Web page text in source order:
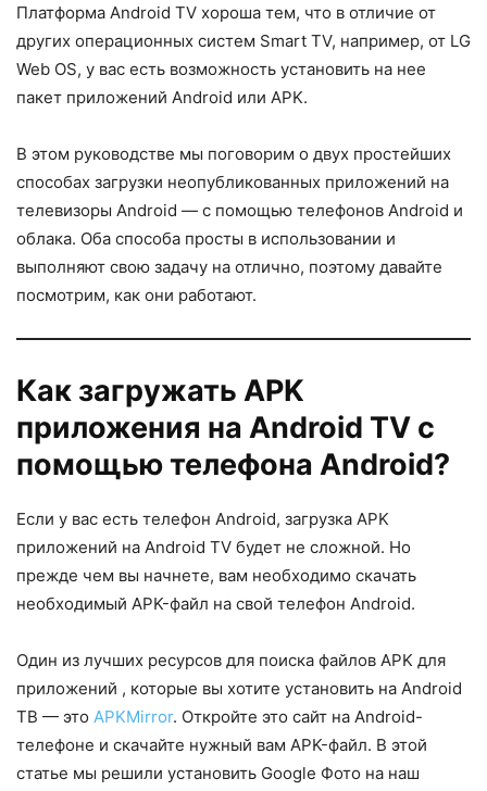
Платформа Android TV хороша тем, что в отличие от
других операционных систем Smart TV, например, от LG
Web OS, у вас есть возможность установить на нее
пакет приложений Android или APK.
В этом руководстве мы поговорим о двух простейших
способах загрузки неопубликованных приложений на
телевизоры Android — с помощью телефонов Android и
облака. Оба способа просты в использовании и
выполняют свою задачу на отлично, поэтому давайте
посмотрим, как они работают.
Как загружать APK
приложения на Android TV с
помощью телефона Android?
Если у вас есть телефон Android, загрузка APK
приложений на Android TV будет не сложной. Но
прежде чем вы начнете, вам необходимо скачать
необходимый APK-файл на свой телефон Android.
Один из лучших ресурсов для поиска файлов APK для
приложений , которые вы хотите установить на Android
ТВ — это APKMirror. Откройте это сайт на Android-
телефоне и скачайте нужный вам APK-файл. В этой
статье мы решили установить Google Фото на наш